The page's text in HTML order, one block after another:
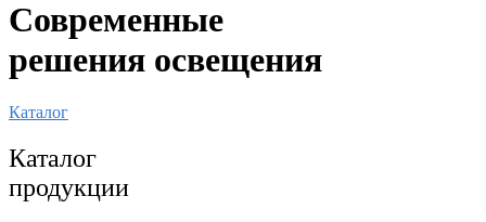
Современные
решения освещения
Каталог
Каталог
продукции